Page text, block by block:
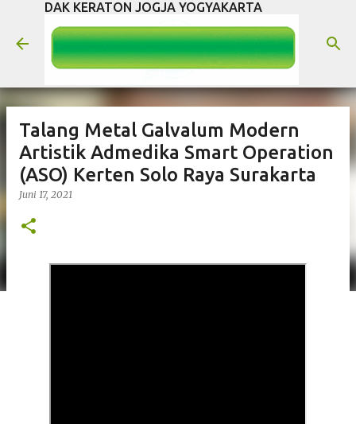
DAK KERATON JOGJA YOGYAKARTA
Talang Metal Galvalum Modern
Artistik Admedika Smart Operation
(ASO) Kerten Solo Raya Surakarta
Juni 17, 2021